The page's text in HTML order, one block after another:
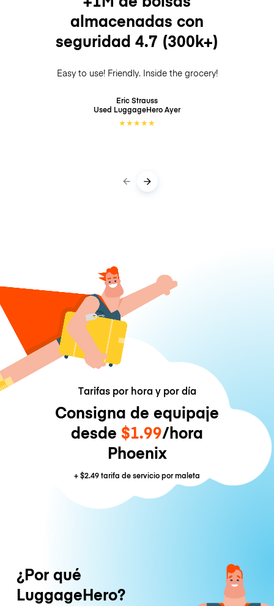
almacenadas con
seguridad 4.7 (300k+)
Easy to use! Friendly. Inside the grocery!
Eric Strauss
Used LuggageHeroAyer
★★★★★
Tarifas por hora y por día
Consigna de equipaje
desde $1.99/hora
Phoenix
+$2.49tarifa de servicio por maleta
¿Por qué
LuggageHero?